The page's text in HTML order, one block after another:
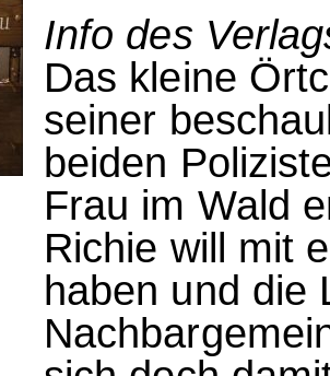
Info des
Das kleine
seiner
beiden
Frau im Wald
Richie will mit
haben und die